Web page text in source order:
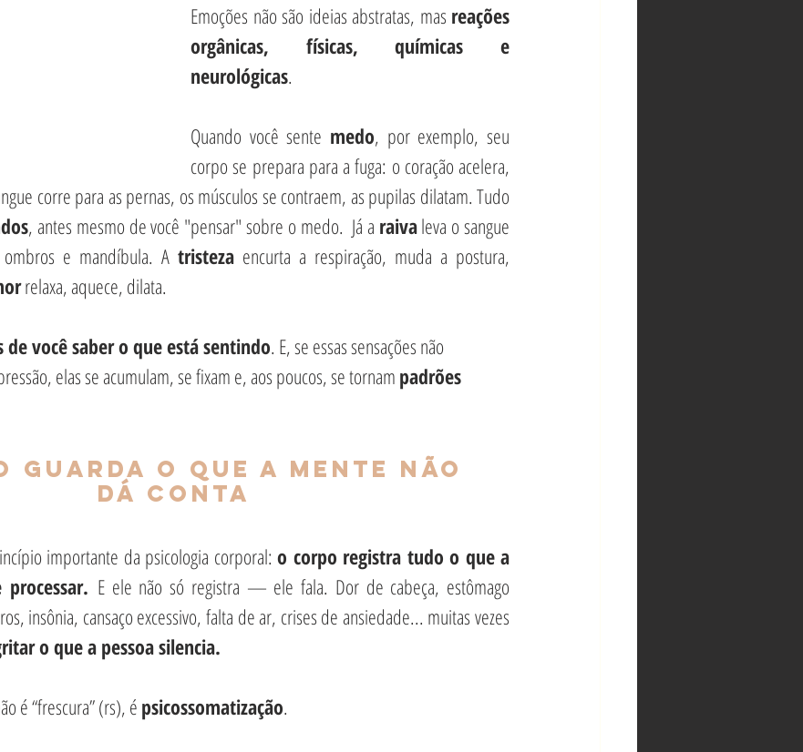
Emoções não são ideias abstratas, mas reações
orgânicas, físicas, químicas e
neurológicas.
Quando você sente medo, por exemplo, seu
corpo se prepara para a fuga: o coração acelera,
corre para as pernas, os músculos se contraem, as pupilas dilatam. Tudo
, antes mesmo de você "pensar" sobre o medo.  Já a raiva leva o sangue
e mandíbula. A tristeza encurta a respiração, muda a postura,
relaxa, aquece, dilata.
de você saber o que está sentindo. E, se essas sensações não
elas se acumulam, se fixam e, aos poucos, se tornam padrões
guarda o que a mente não
dá conta
importante da psicologia corporal: o corpo registra tudo o que a
E ele não só registra — ele fala. Dor de cabeça, estômago
insônia, cansaço excessivo, falta de ar, crises de ansiedade... muitas vezes
o que a pessoa silencia.
é “frescura” (rs), é psicossomatização.